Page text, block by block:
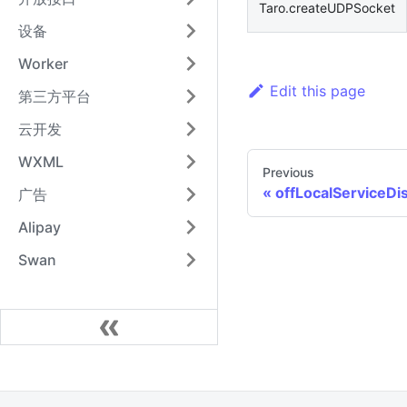
设备
Worker
第三方平台
云开发
WXML
广告
Alipay
Swan
Taro.createUDPSocket
Edit this page
Previous